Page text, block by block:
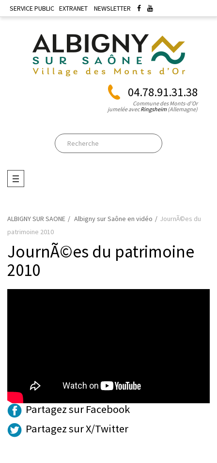
SERVICE PUBLIC EXTRANET NEWSLETTER
04.78.91.31.38
Commune des Monts-d'Or
jumelée avecRingsheim (Allemagne)
ALBIGNY SUR SAONE Albigny sur Saône en vidéo
JournÃ©es du
patrimoine 2010
JournÃ©es du patrimoine
2010
Partagez sur Facebook
Partagez sur X/Twitter